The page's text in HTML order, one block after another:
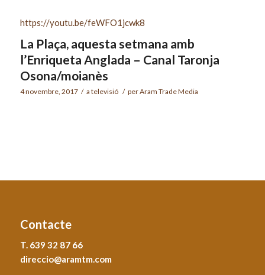
https://youtu.be/feWFO1jcwk8
La Plaça, aquesta setmana amb
l’Enriqueta Anglada – Canal Taronja
Osona/moianès
4 novembre, 2017 / a televisió / perAram Trade Media
Contacte
T. 639 32 87 66
direccio@aramtm.com